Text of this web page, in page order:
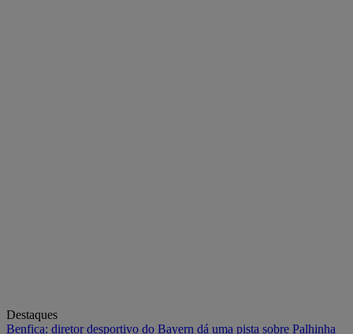
Destaques
Benfica: diretor desportivo do Bayern dá uma pista sobre Palhinha